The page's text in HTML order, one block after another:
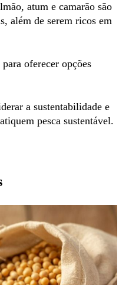
atum e camarão são
além de serem ricos em
oferecer opções
a sustentabilidade e
pesca sustentável.